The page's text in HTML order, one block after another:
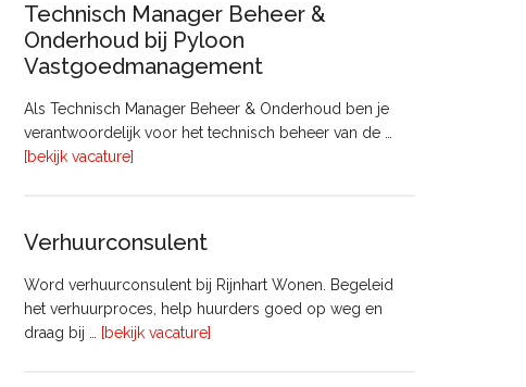
Technisch Manager Beheer &
Onderhoud bij Pyloon
Vastgoedmanagement
Als Technisch Manager Beheer & Onderhoud ben je
verantwoordelijk voor het technisch beheer van de …
[bekijk vacature]
Onderhoud
Pyloon
Vastgoedmanagement
Verhuurconsulent
Word verhuurconsulent bij Rijnhart Wonen. Begeleid
het verhuurproces, help huurders goed op weg en
draag bij …
[bekijk vacature]